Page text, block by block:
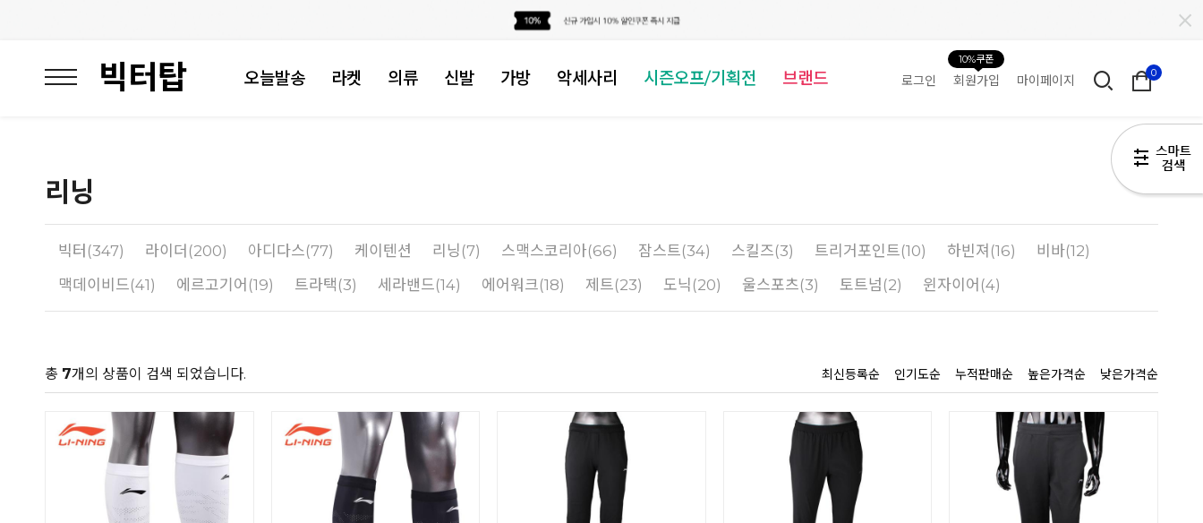
빅터탑 오늘발송 라켓 의류 신발 가방 악세사리 시즌오프/기획전 브랜드 로그인 회원가입
10%쿠폰
마이페이지 0
리닝
빅터(347) 라이더(200) 아디다스(77) 케이텐션 리닝(7) 스맥스코리아(66) 잠스트(34) 스킬즈(3) 트리거포인트(10) 하빈져(16)
비바(12)
맥데이비드(41)
에르고기어(19) 트라택(3) 세라밴드(14) 에어워크(18) 제트(23) 도닉(20) 울스포츠(3) 토트넘(2) 윈자이어(4)
총 7개의 상품이 검색 되었습니다. 최신등록순 인기도순 누적판매순 높은가격순 낮은가격순